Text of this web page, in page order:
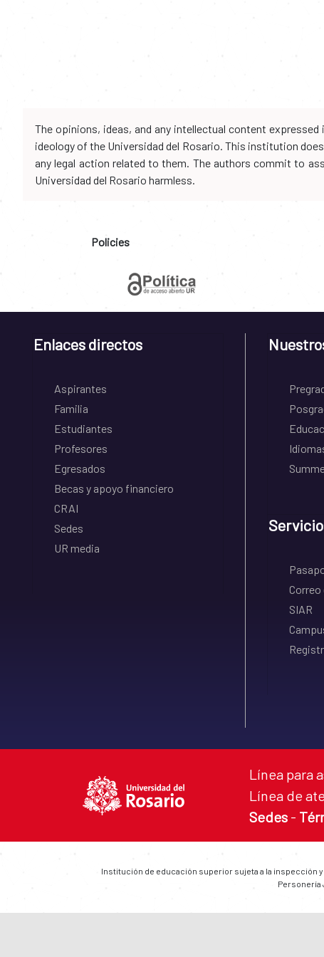
The opinions, ideas, and any intellectual content
ideology of the Universidad del Rosario. This institution
any legal action related to them. The authors commit to
Universidad del Rosario harmless.
Policies
Enlaces directos
Aspirantes
Familia
Estudiantes
Profesores
Egresados
Becas y apoyo financiero
CRAI
Sedes
UR media
SIAR
Línea para
Línea de
Sedes -
Institución de educación superior sujeta a la inspección
Personería